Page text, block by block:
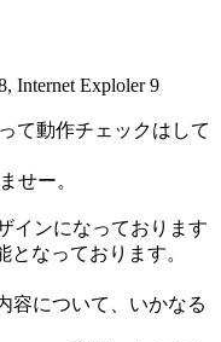
Internet Exploler 9
て動作チェックはして
せー。
インになっております
なっております。
容について、いかなる